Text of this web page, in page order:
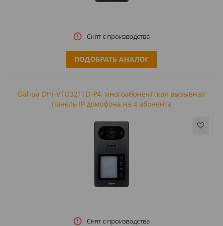
Снят с производства
ПОДОБРАТЬ АНАЛОГ
Dahua DHI-VTO3211D-P4, многоабонентская вызывная
панель IP домофона на 4 абонента
Снят с производства